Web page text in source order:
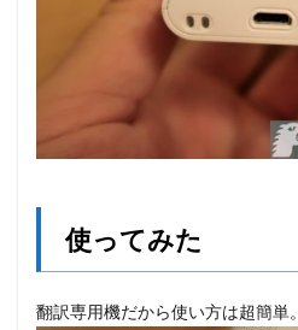
使ってみた
翻訳専用機だから使い方は超簡単。